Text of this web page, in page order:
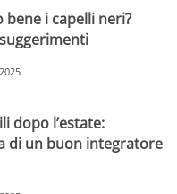
bene i capelli neri?
dopo l’estate:
di un buon integratore